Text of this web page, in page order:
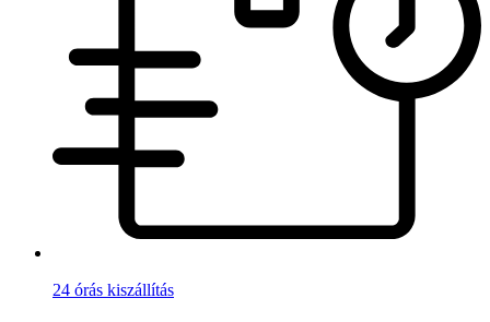
24 órás kiszállítás